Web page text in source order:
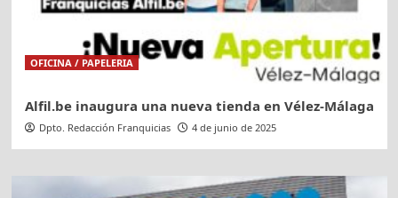
OFICINA / PAPELERIA
Alfil.be inaugura una nueva tienda en Vélez-Málaga
Dpto. Redacción Franquicias 4 de junio de 2025